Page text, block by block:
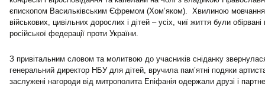
єпископом Васильківським Єфремом (Хом’яком). Хвилиною
військових, цивільних дорослих і дітей – усіх, чиї життя були обірвані
російської федерації проти України.
З привітальним словом та молитвою до учасників сніданку
генеральний директор НБУ для дітей, вручила пам’ятні подяки
заслужені нагороди від митрополита Епіфанія одержали друзі і